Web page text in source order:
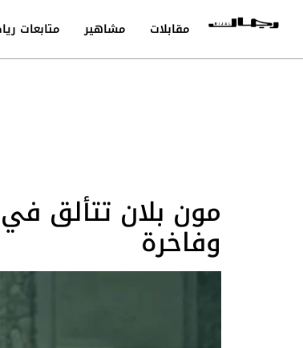
متابعات مشاهير مقابلات
مون بلان تتألق
وفاخرة